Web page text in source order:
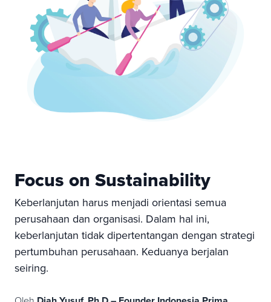
Focus on Sustainability
Keberlanjutan harus menjadi orientasi semua
perusahaan dan organisasi. Dalam hal ini,
keberlanjutan tidak dipertentangan dengan strategi
pertumbuhan perusahaan. Keduanya berjalan
seiring.